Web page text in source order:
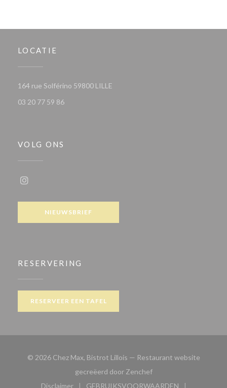
LOCATIE
164 rue Solférino 59800 LILLE
03 20 77 59 86
VOLG ONS
NIEUWSBRIEF
RESERVERING
RESERVEER EEN TAFEL
© 2026 Chez Max, Bistrot Lillois — Restaurant website
gecreëerd door Zenchef((opent in een nieuw
Disclaimer
GEBRUIKSVOORWAARDEN